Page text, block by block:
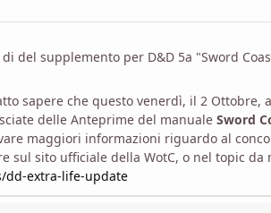
del supplemento per D&D 5a "Sword
sapere che questo venerdì, il 2 Ottobre,
delle Anteprime del manuale Sword
maggiori informazioni riguardo al
sul sito ufficiale della WotC, o nel topic da
dd-extra-life-update